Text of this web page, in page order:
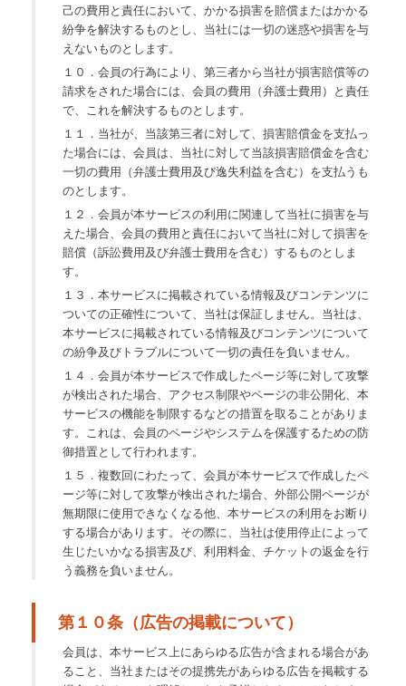
己の費用と責任において、かかる損害を賠償またはかかる
紛争を解決するものとし、当社には一切の迷惑や損害を与
えないものとします。
１０．会員の行為により、第三者から当社が損害賠償等の
請求をされた場合には、会員の費用（弁護士費用）と責任
で、これを解決するものとします。
１１．当社が、当該第三者に対して、損害賠償金を支払っ
た場合には、会員は、当社に対して当該損害賠償金を含む
一切の費用（弁護士費用及び逸失利益を含む）を支払うも
のとします。
１２．会員が本サービスの利用に関連して当社に損害を与
えた場合、会員の費用と責任において当社に対して損害を
賠償（訴訟費用及び弁護士費用を含む）するものとしま
す。
１３．本サービスに掲載されている情報及びコンテンツに
ついての正確性について、当社は保証しません。当社は、
本サービスに掲載されている情報及びコンテンツについて
の紛争及びトラブルについて一切の責任を負いません。
１４．会員が本サービスで作成したページ等に対して攻撃
が検出された場合、アクセス制限やページの非公開化、本
サービスの機能を制限するなどの措置を取ることがありま
す。これは、会員のページやシステムを保護するための防
御措置として行われます。
１５．複数回にわたって、会員が本サービスで作成したペ
ージ等に対して攻撃が検出された場合、外部公開ページが
無期限に使用できなくなる他、本サービスの利用をお断り
する場合があります。その際に、当社は使用停止によって
生じたいかなる損害及び、利用料金、チケットの返金を行
う義務を負いません。
第１０条（広告の掲載について）
会員は、本サービス上にあらゆる広告が含まれる場合があ
ること、当社またはその提携先があらゆる広告を掲載する